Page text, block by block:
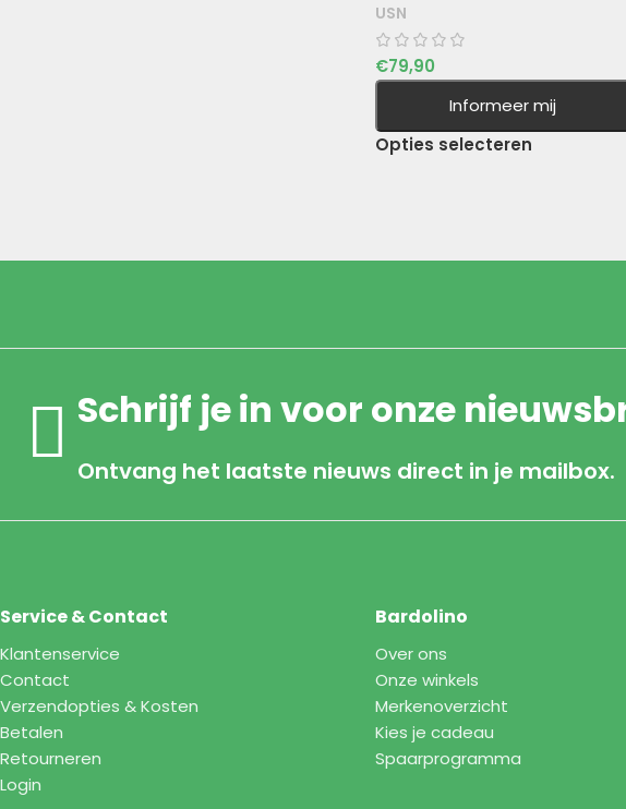
USN
€79,90
Informeer mij
Opties selecteren
Schrijf je in voor onze
Ontvang het laatste nieuws direct in je mailbox.
Service & Contact
Klantenservice
Contact
Verzendopties & Kosten
Betalen
Retourneren
Login
Bardolino
Over ons
Onze winkels
Merkenoverzicht
Kies je cadeau
Spaarprogramma